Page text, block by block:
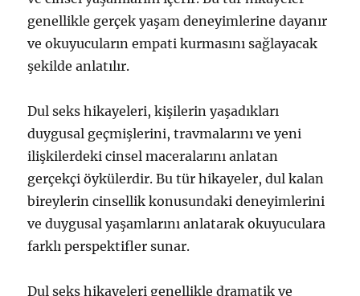
genellikle gerçek yaşam deneyimlerine dayanır
ve okuyucuların empati kurmasını sağlayacak
şekilde anlatılır.
Dul seks hikayeleri, kişilerin yaşadıkları
duygusal geçmişlerini, travmalarını ve yeni
ilişkilerdeki cinsel maceralarını anlatan
gerçekçi öykülerdir. Bu tür hikayeler, dul kalan
bireylerin cinsellik konusundaki deneyimlerini
ve duygusal yaşamlarını anlatarak okuyuculara
farklı perspektifler sunar.
Dul seks hikayeleri genellikle dramatik ve